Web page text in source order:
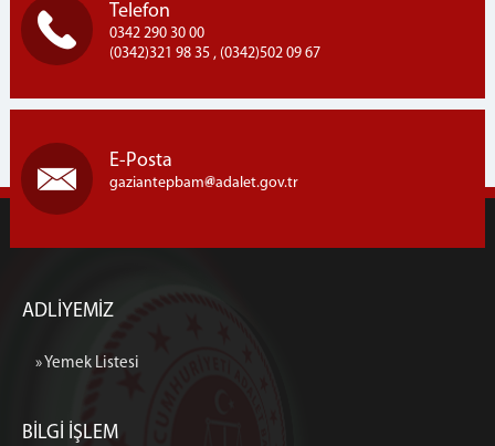
Telefon
0342 290 30 00
(0342)321 98 35 , (0342)502 09 67
E-Posta
gaziantepbam adalet.gov.tr
ADLİYEMİZ
» Yemek Listesi
BİLGİ İŞLEM